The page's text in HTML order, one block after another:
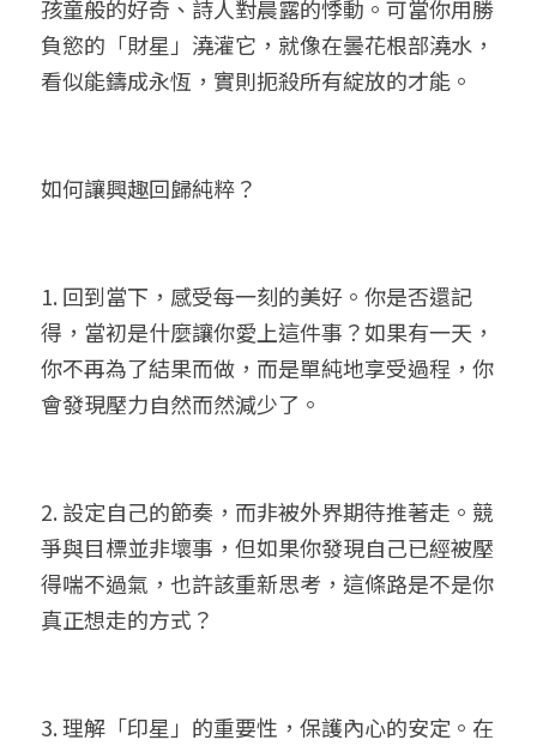
孩童般的好奇、詩人對晨露的悸動。可當你用勝
負慾的「財星」澆灌它，就像在曇花根部澆水，
看似能鑄成永恆，實則扼殺所有綻放的才能。
如何讓興趣回歸純粹？
1. 回到當下，感受每一刻的美好。你是否還記
得，當初是什麼讓你愛上這件事？如果有一天，
你不再為了結果而做，而是單純地享受過程，你
會發現壓力自然而然減少了。
2. 設定自己的節奏，而非被外界期待推著走。競
爭與目標並非壞事，但如果你發現自己已經被壓
得喘不過氣，也許該重新思考，這條路是不是你
真正想走的方式？
3. 理解「印星」的重要性，保護內心的安定。在